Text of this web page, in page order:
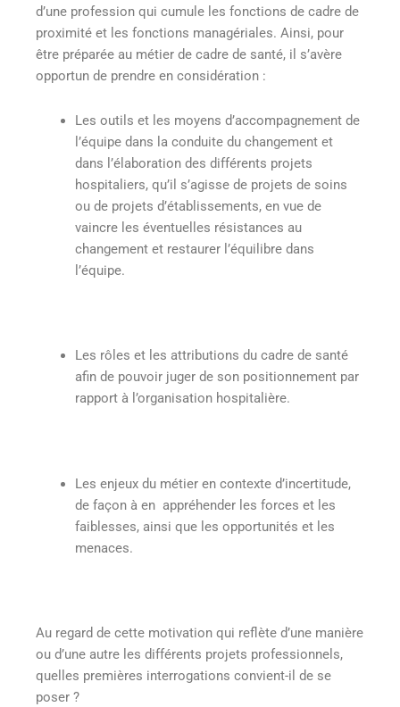
d’une profession qui cumule les fonctions de cadre de
proximité et les fonctions managériales. Ainsi, pour
être préparée au métier de cadre de santé, il s’avère
opportun de prendre en considération :
Les outils et les moyens d’accompagnement de
l’équipe dans la conduite du changement et
dans l’élaboration des différents projets
hospitaliers, qu’il s’agisse de projets de soins
ou de projets d’établissements, en vue de
vaincre les éventuelles résistances au
changement et restaurer l’équilibre dans
l’équipe.
Les rôles et les attributions du cadre de santé
afin de pouvoir juger de son positionnement par
rapport à l’organisation hospitalière.
Les enjeux du métier en contexte d’incertitude,
de façon à en appréhender les forces et les
faiblesses, ainsi que les opportunités et les
menaces.
Au regard de cette motivation qui reflète d’une manière
ou d’une autre les différents projets professionnels,
quelles premières interrogations convient-il de se
poser ?